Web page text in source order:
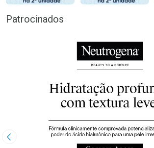
Patrocinados
Imagem Anterior